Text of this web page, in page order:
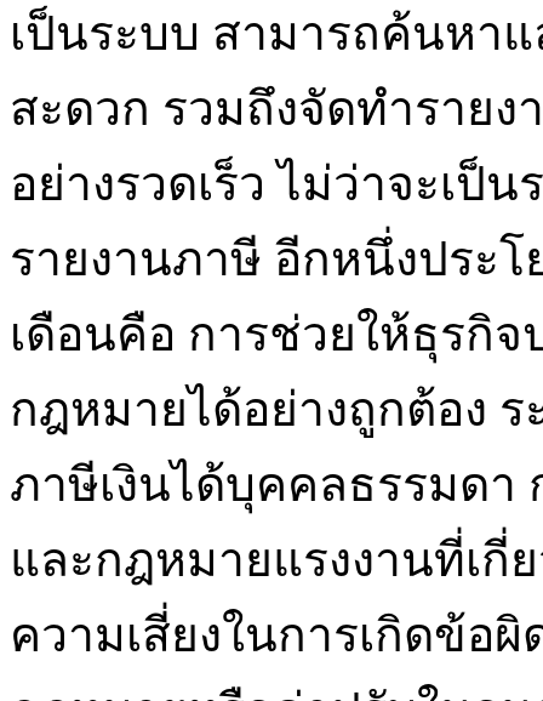
เป็นระบบ สามารถค้นหา
สะดวก รวมถึงจัดทำราย
อย่างรวดเร็ว ไม่ว่าจะเป็
รายงานภาษี อีกหนึ่งประ
เดือนคือ การช่วยให้ธุรกิ
กฎหมายได้อย่างถูกต้อง
ภาษีเงินได้บุคคลธรรมดา
และกฎหมายแรงงานที่เกี่
ความเสี่ยงในการเกิดข้อ